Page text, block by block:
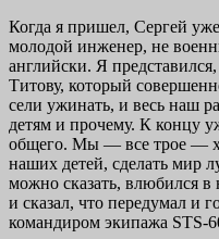
Когда я пришел, Сергей
молодой инженер, не
английски. Я
Титову, который
сели ужинать, и весь наш
детям и прочему. К концу
общего. Мы — все трое —
наших детей, сделать мир
можно сказать, влюбился
и сказал, что передумал и
командиром экипажа STS-